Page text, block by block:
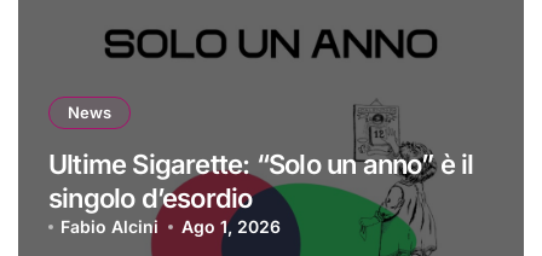
News
Ultime Sigarette: “Solo un anno” è il
singolo d’esordio
Fabio Alcini Ago 1, 2026